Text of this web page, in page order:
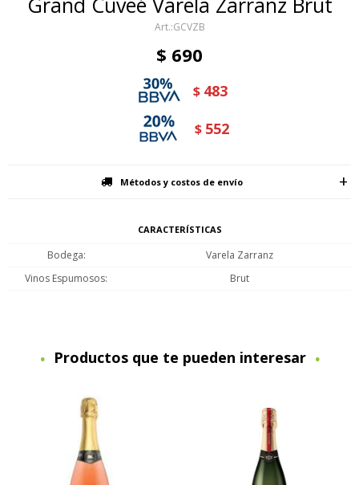
GCVZB
$ 690
$ 483
$ 552
Métodos y costos de envío
CARACTERÍSTICAS
Bodega
Varela Zarranz
Vinos Espumosos
Brut
Productos que te pueden interesar